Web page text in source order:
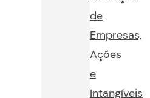
de
Empresas,
Ações
e
Intangíveis